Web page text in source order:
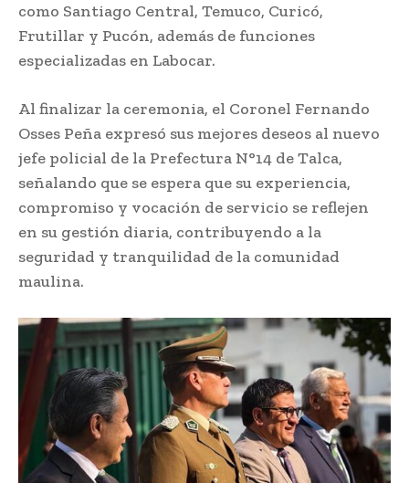
como Santiago Central, Temuco, Curicó,
Frutillar y Pucón, además de funciones
especializadas en Labocar.
Al finalizar la ceremonia, el Coronel Fernando
Osses Peña expresó sus mejores deseos al nuevo
jefe policial de la Prefectura N°14 de Talca,
señalando que se espera que su experiencia,
compromiso y vocación de servicio se reflejen
en su gestión diaria, contribuyendo a la
seguridad y tranquilidad de la comunidad
maulina.